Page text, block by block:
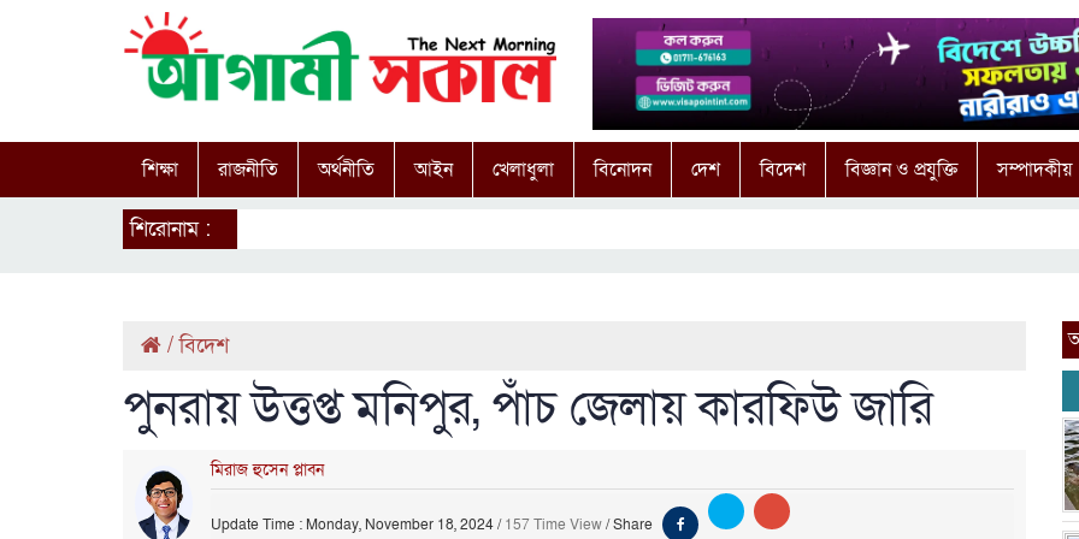
শিক্ষা রাজনীতি অর্থনীতি আইন খেলাধুলা বিনোদন দেশ বিদেশ বিজ্ঞান ও প্রযুক্তি সম্পাদকীয়
শিরোনাম :
/বিদেশ
পুনরায় উত্তপ্ত মনিপুর, পাঁচ জেলায় কারফিউ জারি
মিরাজ হুসেন প্লাবন
Update Time : Monday, November 18, 2024/157 Time View/Share